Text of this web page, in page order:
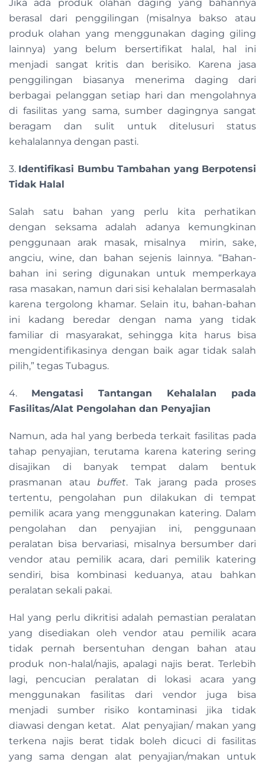
Jika ada produk olahan daging yang bahannya
berasal dari penggilingan (misalnya bakso atau
produk olahan yang menggunakan daging giling
lainnya) yang belum bersertifikat halal, hal ini
menjadi sangat kritis dan berisiko. Karena jasa
penggilingan biasanya menerima daging dari
berbagai pelanggan setiap hari dan mengolahnya
di fasilitas yang sama, sumber dagingnya sangat
beragam dan sulit untuk ditelusuri status
kehalalannya dengan pasti.
3. Identifikasi Bumbu Tambahan yang Berpotensi
Tidak Halal
Salah satu bahan yang perlu kita perhatikan
dengan seksama adalah adanya kemungkinan
penggunaan arak masak, misalnya mirin, sake,
angciu, wine, dan bahan sejenis lainnya. “Bahan-
bahan ini sering digunakan untuk memperkaya
rasa masakan, namun dari sisi kehalalan bermasalah
karena tergolong khamar. Selain itu, bahan-bahan
ini kadang beredar dengan nama yang tidak
familiar di masyarakat, sehingga kita harus bisa
mengidentifikasinya dengan baik agar tidak salah
pilih,” tegas Tubagus.
4. Mengatasi Tantangan Kehalalan pada
Fasilitas/Alat Pengolahan dan Penyajian
Namun, ada hal yang berbeda terkait fasilitas pada
tahap penyajian, terutama karena katering sering
disajikan di banyak tempat dalam bentuk
prasmanan ataubuffet. Tak jarang pada proses
tertentu, pengolahan pun dilakukan di tempat
pemilik acara yang menggunakan katering. Dalam
pengolahan dan penyajian ini, penggunaan
peralatan bisa bervariasi, misalnya bersumber dari
vendor atau pemilik acara, dari pemilik katering
sendiri, bisa kombinasi keduanya, atau bahkan
peralatan sekali pakai.
Hal yang perlu dikritisi adalah pemastian peralatan
yang disediakan oleh vendor atau pemilik acara
tidak pernah bersentuhan dengan bahan atau
produk non-halal/najis, apalagi najis berat. Terlebih
lagi, pencucian peralatan di lokasi acara yang
menggunakan fasilitas dari vendor juga bisa
menjadi sumber risiko kontaminasi jika tidak
diawasi dengan ketat. Alat penyajian/ makan yang
terkena najis berat tidak boleh dicuci di fasilitas
yang sama dengan alat penyajian/makan untuk